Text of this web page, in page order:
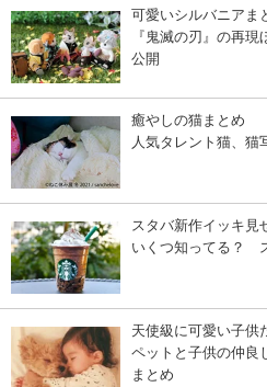
可愛いシルバニアま
『鬼滅の刃』の再
公開
癒やしの猫まとめ
人気タレント猫、
スタバ新作イッキ見
いくつ知ってる？
天使級に可愛い子供
ペットと子供の仲良
まとめ